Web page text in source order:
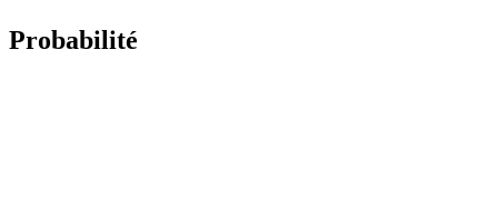
Probabilité